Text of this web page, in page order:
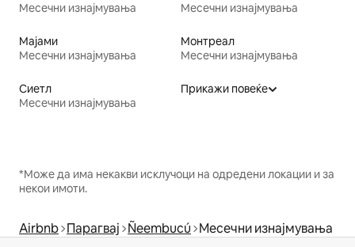
Месечни изнајмувања
Месечни изнајмувања
Мајами
Месечни изнајмувања
Монтреал
Месечни изнајмувања
Сиетл
Месечни изнајмувања
Прикажи повеќе
*Може да има некакви исклучоци на одредени локации и за
некои имоти.
Airbnb Парагвај Ñeembucú Месечни изнајмувања